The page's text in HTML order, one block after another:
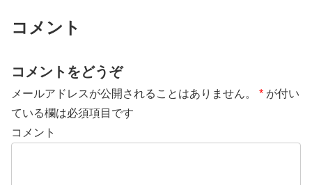
コメント
コメントをどうぞ
メールアドレスが公開されることはありません。 * が付い
ている欄は必須項目です
コメント